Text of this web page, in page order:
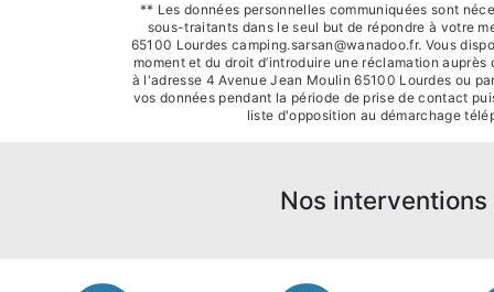
** Les données personnelles communiquées sont
sous-traitants dans le seul but de répondre à votre
65100 Lourdes camping.sarsan@wanadoo.fr. Vous
moment et du droit d’introduire une réclamation
à l'adresse 4 Avenue Jean Moulin 65100 Lourdes ou
vos données pendant la période de prise de contact
liste d'opposition au démarchage
Nos